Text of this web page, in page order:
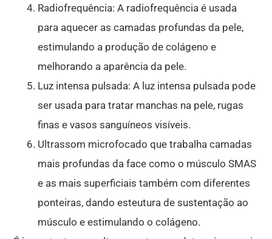
Radiofrequência: A radiofrequência é usada
para aquecer as camadas profundas da pele,
estimulando a produção de colágeno e
melhorando a aparência da pele.
Luz intensa pulsada: A luz intensa pulsada pode
ser usada para tratar manchas na pele, rugas
finas e vasos sanguíneos visíveis.
Ultrassom microfocado que trabalha camadas
mais profundas da face como o músculo SMAS
e as mais superficiais também com diferentes
ponteiras, dando esteutura de sustentação ao
músculo e estimulando o colágeno.